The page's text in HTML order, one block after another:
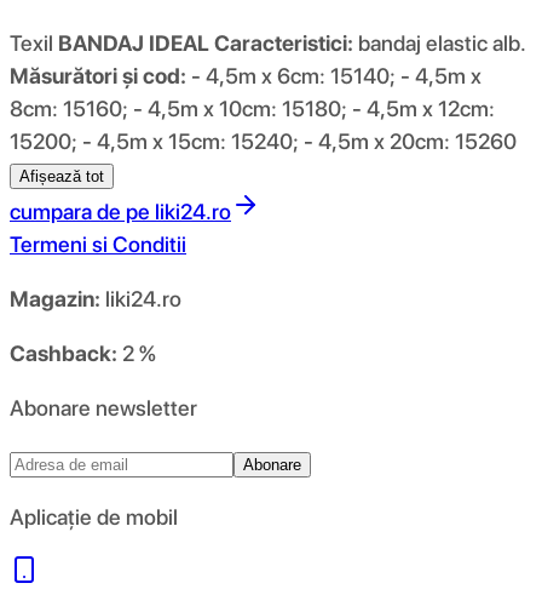
Texil BANDAJ IDEALCaracteristici: bandaj elastic alb.
Măsurători și cod: - 4,5m x 6cm: 15140; - 4,5m x
8cm: 15160; - 4,5m x 10cm: 15180; - 4,5m x 12cm:
15200; - 4,5m x 15cm: 15240; - 4,5m x 20cm: 15260
Afișează tot
cumpara de pe liki24.ro
Termeni si Conditii
Magazin: liki24.ro
Cashback: 2 %
Abonare newsletter
Abonare
Aplicație de mobil